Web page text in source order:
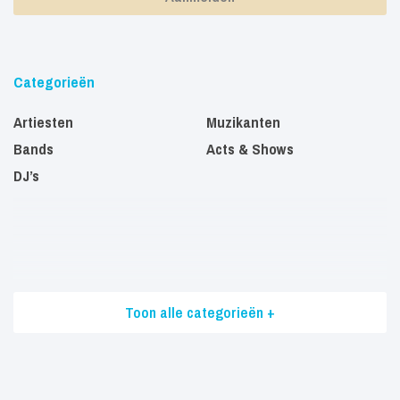
Categorieën
Artiesten
Bands
DJ’s
Muzikanten
Acts & Shows
Toon alle categorieën +